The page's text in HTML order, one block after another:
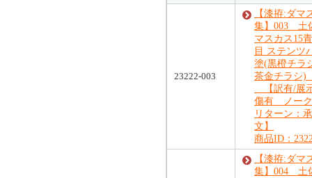
23222-003
【漆拵:ダマ
集】003 土
マスカス15
目 ステン
塗(黒橙チ
茶金チラシ
【訳有/展
傷有 ノーク
リターン：
文】
商品ID：
【漆拵:ダマ
集】004 土